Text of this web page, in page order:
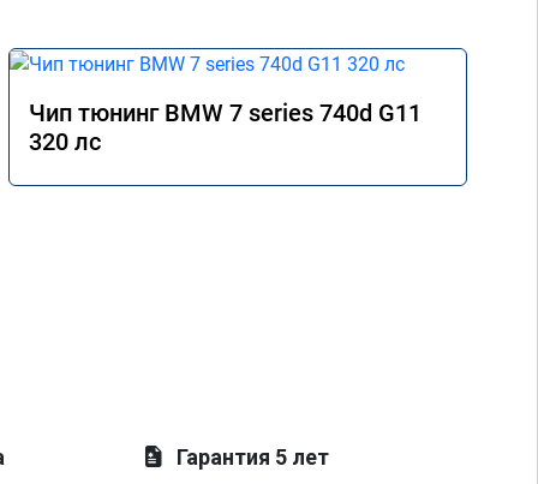
цилиндра,льет,еду к себе в гараж,меняю и
по сервисам Томска,мне то одно скажут,то
другое,менял всё что говорили,но никто
Чип тюнинг BMW 7 series 740d G11
320 лс
Гарантия 5 лет